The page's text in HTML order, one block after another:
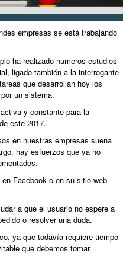
empresas se está trabajando
ha realizado numeros estudios
ligado también a la interrogante
que desarrollan hoy los
un sistema.
y constante para la
este 2017.
en nuestras empresas suena
hay esfuerzos que ya no
Facebook o en su sitio web
a que el usuario no espere a
o resolver una duda.
ya que todavía requiere tiempo
que debemos tomar.